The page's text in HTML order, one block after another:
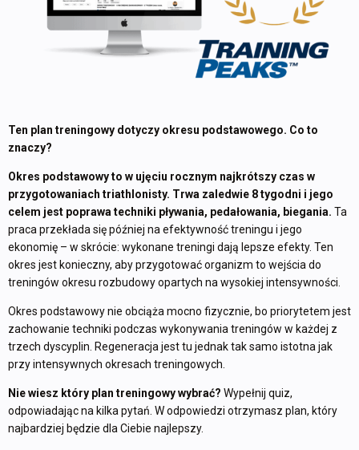
Ten plan treningowy dotyczy okresu podstawowego. Co to
znaczy?
Okres podstawowy to w ujęciu rocznym najkrótszy czas w
przygotowaniach triathlonisty. Trwa zaledwie 8 tygodni i jego
celem jest poprawa techniki pływania, pedałowania, biegania. Ta
praca przekłada się później na efektywność treningu i jego
ekonomię – w skrócie: wykonane treningi dają lepsze efekty. Ten
okres jest konieczny, aby przygotować organizm to wejścia do
treningów okresu rozbudowy opartych na wysokiej intensywności.
Okres podstawowy nie obciąża mocno fizycznie, bo priorytetem jest
zachowanie techniki podczas wykonywania treningów w każdej z
trzech dyscyplin. Regeneracja jest tu jednak tak samo istotna jak
przy intensywnych okresach treningowych.
Nie wiesz który plan treningowy wybrać? Wypełnij quiz,
odpowiadając na kilka pytań. W odpowiedzi otrzymasz plan, który
najbardziej będzie dla Ciebie najlepszy.